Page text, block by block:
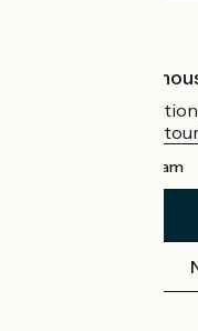
Qui sommes-
L'association
guide officiel du
Instagram